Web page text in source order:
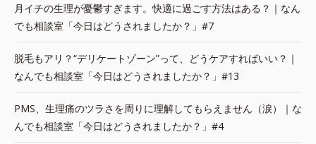
月イチの生理が憂鬱すぎます。快適に過ごす方法はある？｜なん
でも相談室「今日はどうされましたか？」#7
脱毛もアリ？“デリケートゾーン”って、どうケアすればいい？｜
なんでも相談室「今日はどうされましたか？」#13
PMS、生理痛のツラさを周りに理解してもらえません（涙）｜な
んでも相談室「今日はどうされましたか？」#4